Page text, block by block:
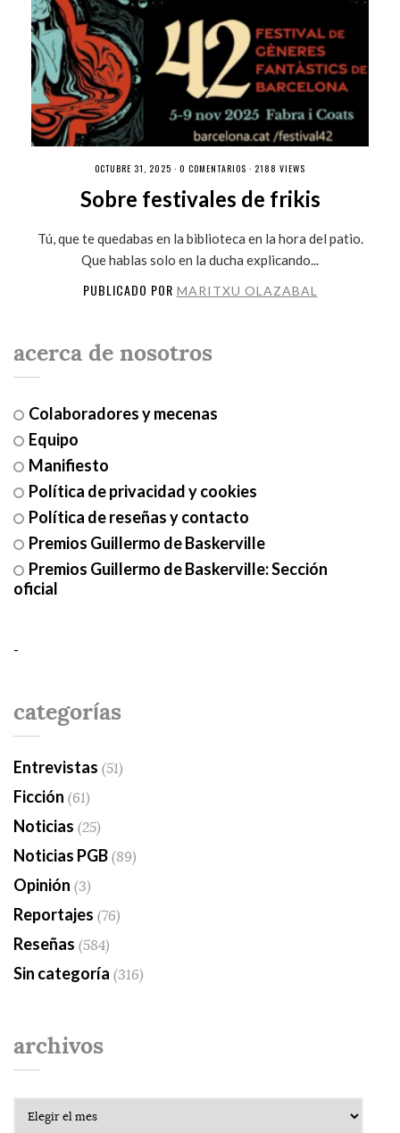
OCTUBRE 31, 2025 · 0 COMENTARIOS · 2188 VIEWS
Sobre festivales de frikis
Tú, que te quedabas en la biblioteca en la hora del patio.
Que hablas solo en la ducha explicando...
PUBLICADO POR MARITXU OLAZABAL
acerca de nosotros
Colaboradores y mecenas
Equipo
Manifiesto
Política de privacidad y cookies
Política de reseñas y contacto
Premios Guillermo de Baskerville
Premios Guillermo de Baskerville: Sección
oficial
-
categorías
Entrevistas (51)
Ficción (61)
Noticias (25)
Noticias PGB(89)
Opinión (3)
Reportajes (76)
Reseñas (584)
Sin categoría (316)
archivos